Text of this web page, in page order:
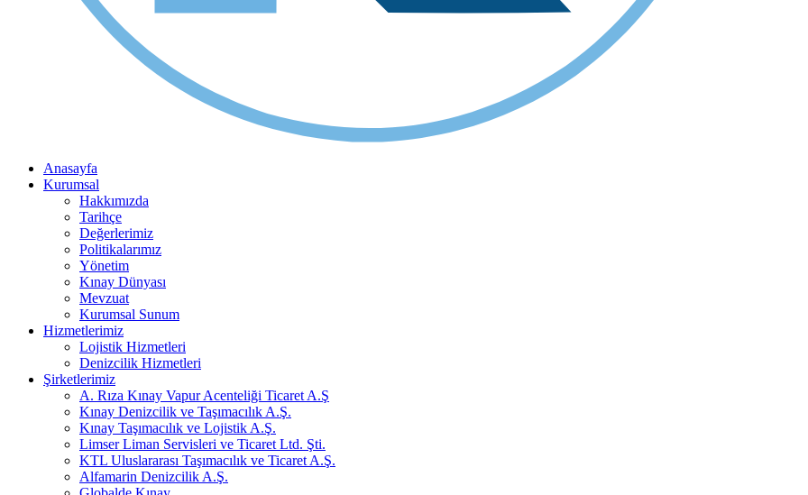
Anasayfa
Kurumsal
Hakkımızda
Tarihçe
Değerlerimiz
Politikalarımız
Yönetim
Kınay Dünyası
Mevzuat
Kurumsal Sunum
Hizmetlerimiz
Lojistik Hizmetleri
Denizcilik Hizmetleri
Şirketlerimiz
A. Rıza Kınay Vapur Acenteliği Ticaret A.Ş
Kınay Denizcilik ve Taşımacılık A.Ş.
Kınay Taşımacılık ve Lojistik A.Ş.
Limser Liman Servisleri ve Ticaret Ltd. Şti.
KTL Uluslararası Taşımacılık ve Ticaret A.Ş.
Alfamarin Denizcilik A.Ş.